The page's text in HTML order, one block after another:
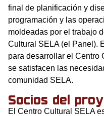
final de planificación y
programación y las
moldeadas por el trabajo
Cultural SELA (el Panel).
para desarrollar el Centro
se satisfacen las
comunidad SELA.
Socios del
El Centro Cultural SELA